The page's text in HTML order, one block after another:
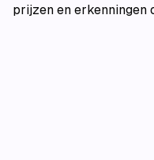
prijzen en erkenningen